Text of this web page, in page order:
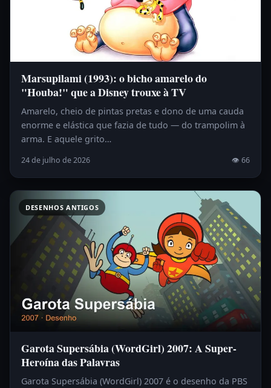
Marsupilami (1993): o bicho amarelo do
"Houba!" que a Disney trouxe à TV
Amarelo, cheio de pintas pretas e dono de uma cauda
enorme e elástica que fazia de tudo — do trampolim à
arma. E aquele grito…
24 de julho de 2026 👁 66
DESENHOS ANTIGOS
Garota Supersábia (WordGirl) 2007: A Super-
Heroína das Palavras
Garota Supersábia (WordGirl) 2007 é o desenho da PBS